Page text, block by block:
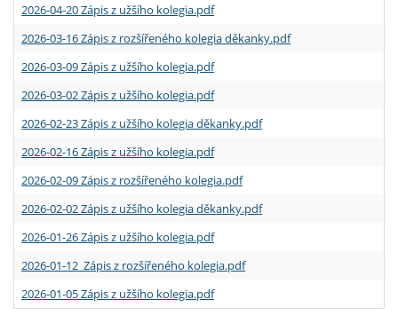
2026-04-20 Zápis z užšího kolegia.pdf
2026-03-16 Zápis z rozšířeného kolegia děkanky.pdf
2026-03-09 Zápis z užšího kolegia.pdf
2026-03-02 Zápis z užšího kolegia.pdf
2026-02-23 Zápis z užšího kolegia děkanky.pdf
2026-02-16 Zápis z užšího kolegia.pdf
2026-02-09 Zápis z rozšířeného kolegia.pdf
2026-02-02 Zápis z užšího kolegia děkanky.pdf
2026-01-26 Zápis z užšího kolegia.pdf
2026-01-12 Zápis z rozšířeného kolegia.pdf
2026-01-05 Zápis z užšího kolegia.pdf